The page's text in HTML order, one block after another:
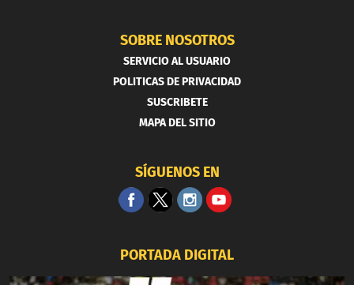
SOBRE NOSOTROS
SERVICIO AL USUARIO
POLITICAS DE PRIVACIDAD
SUSCRIBETE
MAPA DEL SITIO
SÍGUENOS EN
PORTADA DIGITAL